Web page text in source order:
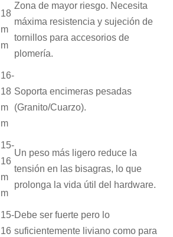
18
m
m
Zona de mayor riesgo. Necesita
máxima resistencia y sujeción de
tornillos para accesorios de
plomería.
16-
18
m
m
Soporta encimeras pesadas
(Granito/Cuarzo).
15-
16
m
m
Un peso más ligero reduce la
tensión en las bisagras, lo que
prolonga la vida útil del hardware.
15-
16
Debe ser fuerte pero lo
suficientemente liviano como para